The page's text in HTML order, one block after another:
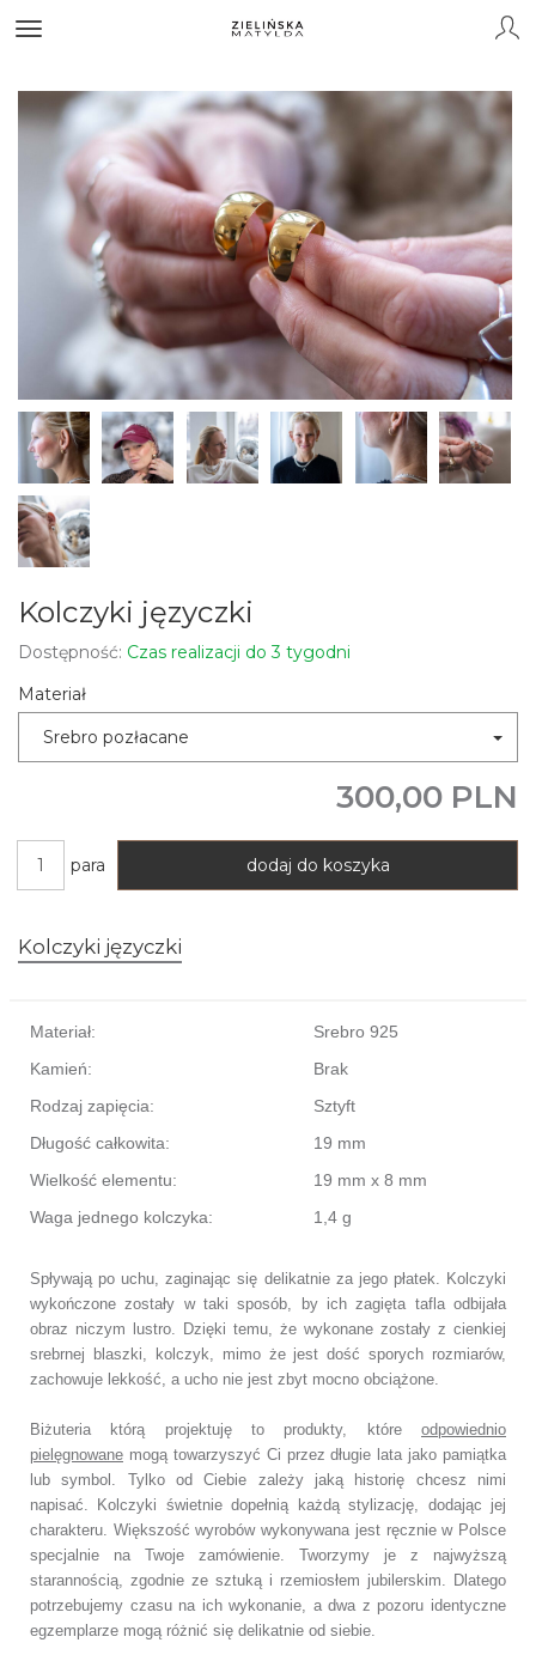
Kolczyki języczki
Dostępność: Czas realizacji do 3 tygodni
Materiał
Srebro pozłacane
300,00 PLN
para dodaj do koszyka
Kolczyki języczki
Materiał:
Srebro 925
Kamień:
Brak
Rodzaj zapięcia:
Sztyft
Długość całkowita:
19 mm
Wielkość elementu:
19 mm x 8 mm
Waga jednego kolczyka:
1,4 g
Spływają po uchu, zaginając się delikatnie za jego płatek. Kolczyki
wykończone zostały w taki sposób, by ich zagięta tafla odbijała
obraz niczym lustro. Dzięki temu, że wykonane zostały z cienkiej
srebrnej blaszki, kolczyk, mimo że jest dość sporych rozmiarów,
zachowuje lekkość, a ucho nie jest zbyt mocno obciążone.
Biżuteria którą projektuję to produkty, które odpowiednio
pielęgnowane mogą towarzyszyć Ci przez długie lata jako pamiątka
lub symbol. Tylko od Ciebie zależy jaką historię chcesz nimi
napisać. Kolczyki świetnie dopełnią każdą stylizację, dodając jej
charakteru. Większość wyrobów wykonywana jest ręcznie w Polsce
specjalnie na Twoje zamówienie. Tworzymy je z najwyższą
starannością, zgodnie ze sztuką i rzemiosłem jubilerskim. Dlatego
potrzebujemy czasu na ich wykonanie, a dwa z pozoru identyczne
egzemplarze mogą różnić się delikatnie od siebie.